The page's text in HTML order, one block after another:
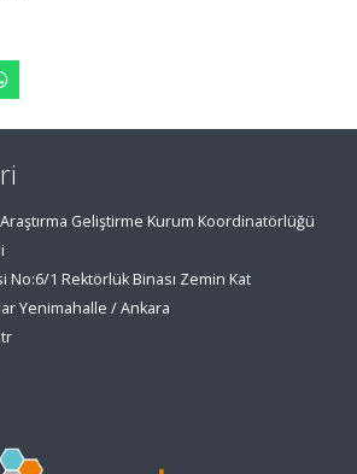
Geliştirme Kurum Koordinatörlüğü
No:6/1 Rektörlük Binası Zemin Kat
Yenimahalle / Ankara